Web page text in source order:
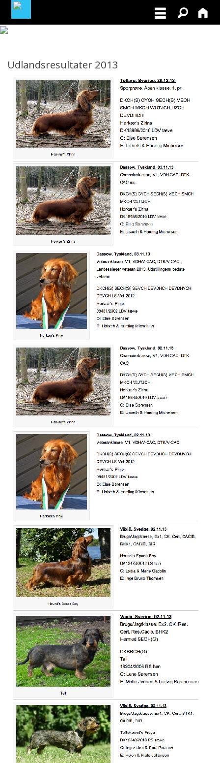
NORDISK MESTERSKAB I VILDTSPOR 2026
OPRET GRATIS ANNONCE PÅ
OPDRÆTTERVEJVISEREN
VIL DU BETÆNKE DGK MED EN ARV
TILSKUD TIL ØJENLYSNING OG
RYGFOTOGRAFERING 2026
Udlandsresultater 2013